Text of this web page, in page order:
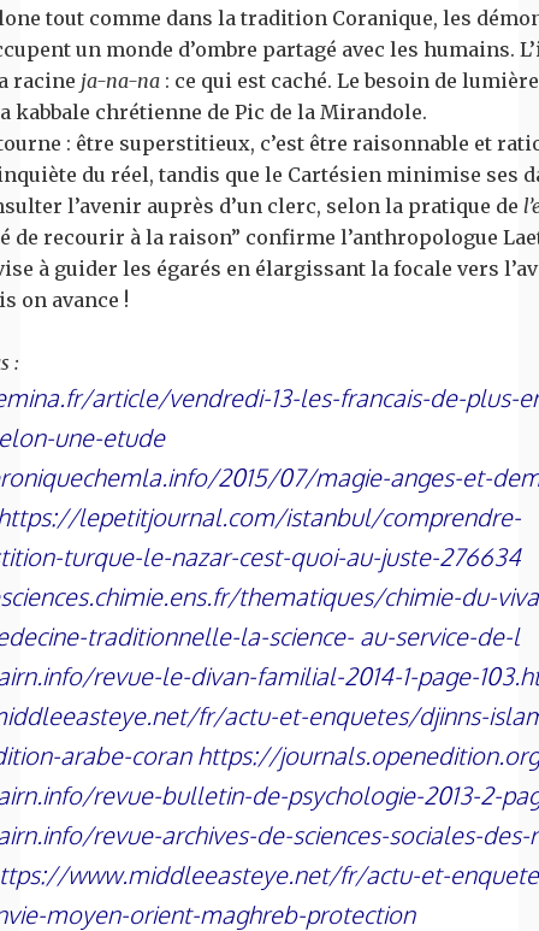
tout comme dans la tradition Coranique, les
un monde d’ombre partagé avec les humains.
racine ja-na-na : ce qui est caché. Le besoin de
kabbale chrétienne de Pic de la Mirandole.
: être superstitieux, c’est être raisonnable et
du réel, tandis que le Cartésien minimise ses
l’avenir auprès d’un clerc, selon la pratique de
de recourir à la raison” confirme l’anthropologue
à guider les égarés en élargissant la focale vers
on avance !
:
article/vendredi-13-les-francais-de-plus-
une-etude
2015/07/magie-anges-et-
lepetitjournal.com/istanbul/comprendre-
turque-le-nazar-cest-quoi-au-juste-276634
thematiques/chimie-du-
traditionnelle-la-science- au-service-de-l
revue-le-divan-familial-2014-1-page-
fr/actu-et-enquetes/djinns-
arabe-coran https://
revue-bulletin-de-psychologie-2013-2-
revue-archives-de-sciences-sociales-
www.middleeasteye.net/fr/actu-et-
moyen-orient-maghreb-protection